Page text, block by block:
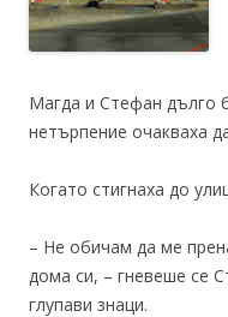
Магда и Стефан дълго
нетърпение очакваха
Когато стигнаха до
– Не обичам да ме
дома си, – гневеше се
глупави знаци.